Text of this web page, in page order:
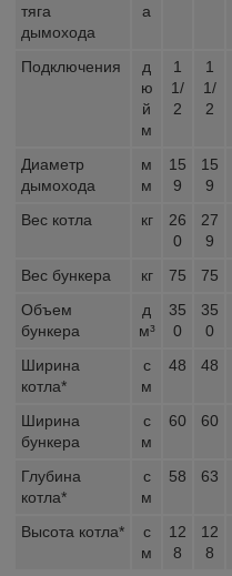
тяга
дымохода
а
Подключения
д
ю
й
м
1
1/
2
1
1/
2
Диаметр
дымохода
м
м
15
9
15
9
Вес котла
кг
26
0
27
9
Вес бункера
кг 75 75
Объем
бункера
д
м³
35
0
35
0
Ширина
котла*
с
м
48 48
Ширина
бункера
с
м
60 60
Глубина
котла*
с
м
58 63
Высота котла*
с
м
12
8
12
8